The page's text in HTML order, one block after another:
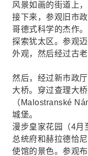
风景如画的街道上
接下来，参观旧市
哥德式科学的杰作
探索犹太区。参观
外观，然后经过古老
然后，经过新市政
大桥。穿过查理大
（Malostranské
城堡。
漫步皇家花园（4月
总统府和赫拉德恰
使馆的景色。参观